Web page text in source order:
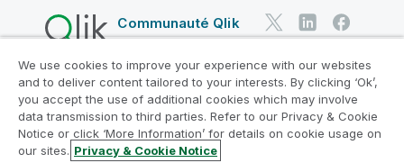
Communauté Qlik
Contrats juridiques
Conditions d'utilisation des produits
Legal Policies
Conditions légales
Conditions d'utilisation
Marques
We use cookies to improve your experience with our websites
and to deliver content tailored to your interests. By clicking ‘Ok’,
you accept the use of additional cookies which may involve
data transmission to third parties. Refer to our Privacy & Cookie
Notice or click ‘More Information’ for details on cookie usage on
our sites. Privacy & Cookie Notice